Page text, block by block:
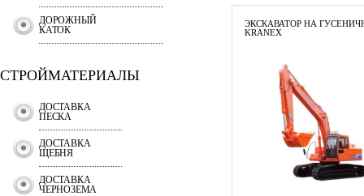
ДОРОЖНЫЙ
КАТОК
СТРОЙМАТЕРИАЛЫ
ДОСТАВКА
ПЕСКА
ДОСТАВКА
ЩЕБНЯ
ДОСТАВКА
ЧЕРНОЗЕМА
ЭКСКАВАТОР НА
KRANEX